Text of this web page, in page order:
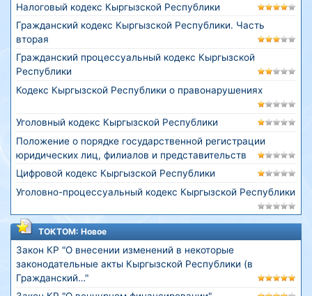
Налоговый кодекс Кыргызской Республики
Гражданский кодекс Кыргызской Республики. Часть
вторая
Гражданский процессуальный кодекс Кыргызской
Республики
Кодекс Кыргызской Республики о правонарушениях
Уголовный кодекс Кыргызской Республики
Положение о порядке государственной регистрации
юридических лиц, филиалов и представительств
Цифровой кодекс Кыргызской Республики
Уголовно-процессуальный кодекс Кыргызской Республики
ТОКТОМ: Новое
Закон КР "О внесении изменений в некоторые
законодательные акты Кыргызской Республики (в
Гражданский…"